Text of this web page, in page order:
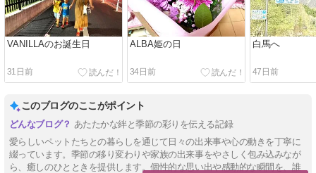
VANILLAのお誕生日
31日前
ALBA姫の日
34日前
白馬へ
47日前
このブログのここがポイント
あたたかな絆と季節の彩りを伝える記録
愛らしいペットたちとの暮らしを通じて日々の出来事や心の動きを丁寧に
綴っています。季節の移り変わりや家族の出来事をやさしく包み込みなが
ら、癒しのひとときを提供します。個性的な思い出や感動的な瞬間を、誰